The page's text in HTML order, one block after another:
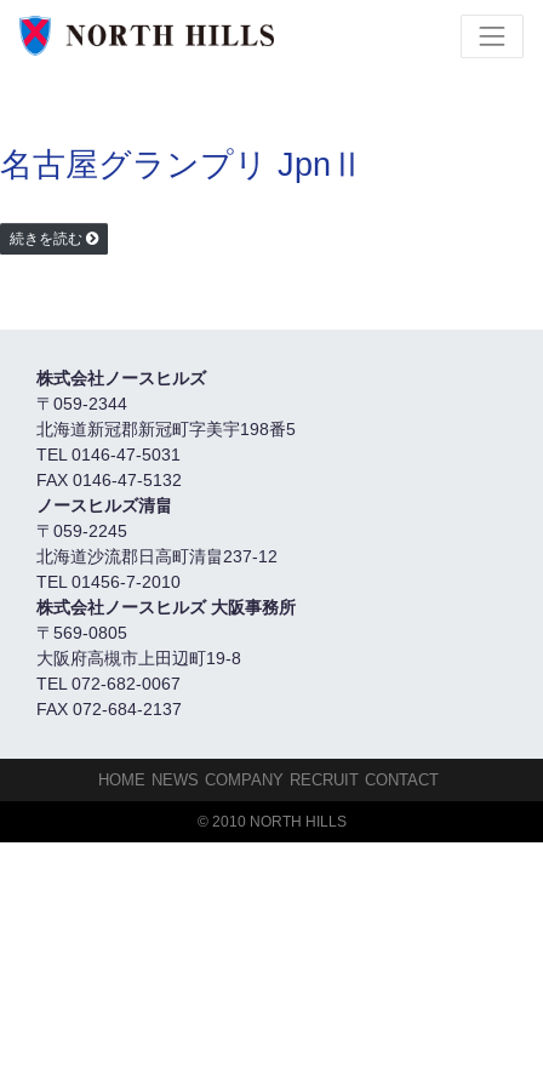
名古屋グランプリ JpnⅡ
続きを読む
株式会社ノースヒルズ
〒059-2344
北海道新冠郡新冠町字美宇198番5
TEL 0146-47-5031
FAX 0146-47-5132
ノースヒルズ清畠
〒059-2245
北海道沙流郡日高町清畠237-12
TEL 01456-7-2010
株式会社ノースヒルズ 大阪事務所
〒569-0805
大阪府高槻市上田辺町19-8
TEL 072-682-0067
FAX 072-684-2137
HOME NEWS COMPANY RECRUIT CONTACT
© 2010 NORTH HILLS